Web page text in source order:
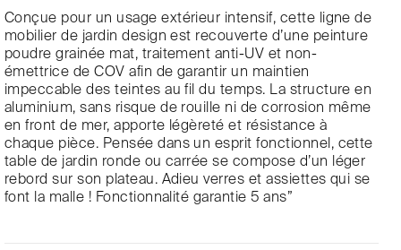
Conçue pour un usage extérieur intensif, cette ligne de
mobilier de jardin design est recouverte d’une peinture
poudre grainée mat, traitement anti-UV et non-
émettrice de COV afin de garantir un maintien
impeccable des teintes au fil du temps. La structure en
aluminium, sans risque de rouille ni de corrosion même
en front de mer, apporte légèreté et résistance à
chaque pièce. Pensée dans un esprit fonctionnel, cette
table de jardin ronde ou carrée se compose d’un léger
rebord sur son plateau. Adieu verres et assiettes qui se
font la malle ! Fonctionnalité garantie 5 ans”